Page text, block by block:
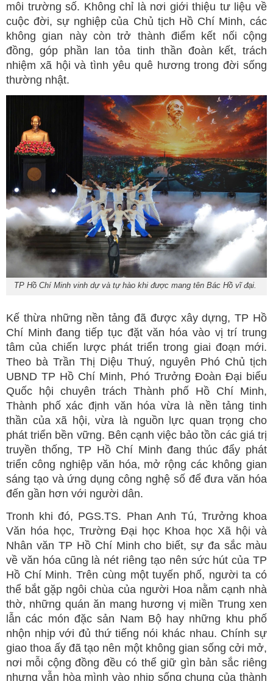
môi trường số. Không chỉ là nơi giới thiệu tư liệu về
cuộc đời, sự nghiệp của Chủ tịch Hồ Chí Minh, các
không gian này còn trở thành điểm kết nối cộng
đồng, góp phần lan tỏa tinh thần đoàn kết, trách
nhiệm xã hội và tình yêu quê hương trong đời sống
thường nhật.
TP Hồ Chí Minh vinh dự và tự hào khi được mang tên Bác Hồ vĩ đại.
Kế thừa những nền tảng đã được xây dựng, TP Hồ
Chí Minh đang tiếp tục đặt văn hóa vào vị trí trung
tâm của chiến lược phát triển trong giai đoạn mới.
Theo bà Trần Thị Diệu Thuý, nguyên Phó Chủ tịch
UBND TP Hồ Chí Minh, Phó Trưởng Đoàn Đại biểu
Quốc hội chuyên trách Thành phố Hồ Chí Minh,
Thành phố xác định văn hóa vừa là nền tảng tinh
thần của xã hội, vừa là nguồn lực quan trọng cho
phát triển bền vững. Bên cạnh việc bảo tồn các giá trị
truyền thống, TP Hồ Chí Minh đang thúc đẩy phát
triển công nghiệp văn hóa, mở rộng các không gian
sáng tạo và ứng dụng công nghệ số để đưa văn hóa
đến gần hơn với người dân.
Tronh khi đó, PGS.TS. Phan Anh Tú, Trưởng khoa
Văn hóa học, Trường Đại học Khoa học Xã hội và
Nhân văn TP Hồ Chí Minh cho biết, sự đa sắc màu
về văn hóa cũng là nét riêng tạo nên sức hút của TP
Hồ Chí Minh. Trên cùng một tuyến phố, người ta có
thể bắt gặp ngôi chùa của người Hoa nằm cạnh nhà
thờ, những quán ăn mang hương vị miền Trung xen
lẫn các món đặc sản Nam Bộ hay những khu phố
nhộn nhịp với đủ thứ tiếng nói khác nhau. Chính sự
giao thoa ấy đã tạo nên một không gian sống cởi mở,
nơi mỗi cộng đồng đều có thể giữ gìn bản sắc riêng
nhưng vẫn hòa mình vào nhịp sống chung của thành